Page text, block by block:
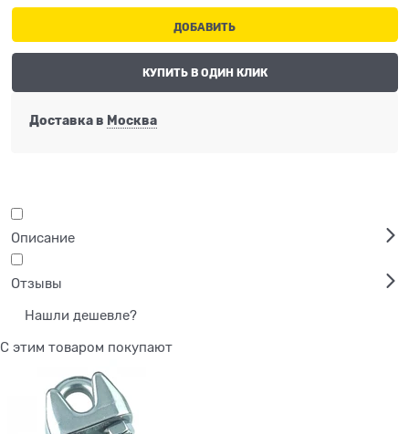
ДОБАВИТЬ
КУПИТЬ В ОДИН КЛИК
Доставка в Москва
Описание
Отзывы
Нашли дешевле?
С этим товаром покупают